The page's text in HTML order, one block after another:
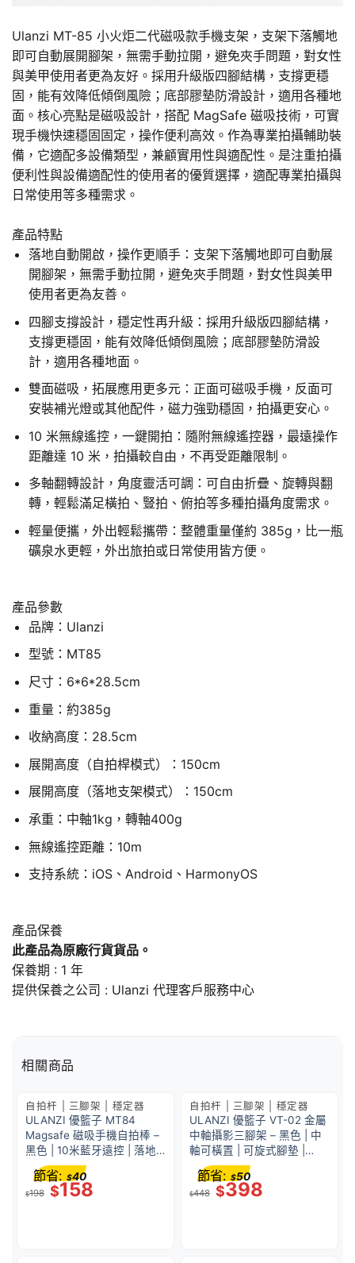
Ulanzi MT-85 小火炬二代磁吸款手機支架，支架下落觸地
即可自動展開腳架，無需手動拉開，避免夾手問題，對女性
與美甲使用者更為友好。採用升級版四腳結構，支撐更穩
固，能有效降低傾倒風險；底部膠墊防滑設計，適用各種地
面。核心亮點是磁吸設計，搭配 MagSafe 磁吸技術，可實
現手機快速穩固固定，操作便利高效。作為專業拍攝輔助裝
備，它適配多設備類型，兼顧實用性與適配性。是注重拍攝
便利性與設備適配性的使用者的優質選擇，適配專業拍攝與
日常使用等多種需求。
產品特點
落地自動開啟，操作更順手：支架下落觸地即可自動展
開腳架，無需手動拉開，避免夾手問題，對女性與美甲
使用者更為友善。
四腳支撐設計，穩定性再升級：採用升級版四腳結構，
支撐更穩固，能有效降低傾倒風險；底部膠墊防滑設
計，適用各種地面。
雙面磁吸，拓展應用更多元：正面可磁吸手機，反面可
安裝補光燈或其他配件，磁力強勁穩固，拍攝更安心。
10 米無線遙控，一鍵開拍：隨附無線遙控器，最遠操作
距離達 10 米，拍攝較自由，不再受距離限制。
多軸翻轉設計，角度靈活可調：可自由折疊、旋轉與翻
轉，輕鬆滿足橫拍、豎拍、俯拍等多種拍攝角度需求。
輕量便攜，外出輕鬆攜帶：整體重量僅約 385g，比一瓶
礦泉水更輕，外出旅拍或日常使用皆方便。
產品參數
品牌：Ulanzi
型號：MT85
尺寸：6*6*28.5cm
重量：約385g
收納高度：28.5cm
展開高度（自拍桿模式）：150cm
展開高度（落地支架模式）：150cm
承重：中軸1kg，轉軸400g
無線遙控距離：10m
支持系統：iOS、Android、HarmonyOS
產品保養
此產品為原廠行貨貨品。
保養期 : 1 年
提供保養之公司 : Ulanzi 代理客戶服務中心
相關商品
自拍杆 | 三腳架 | 穩定器
ULANZI 優籃子 MT84
Magsafe 磁吸手機自拍棒 –
黑色 | 10米藍牙遠控 | 落地
三腳架模式 | 49010001-
T001
$198 $158
節省: $40
自拍杆 | 三腳架 | 穩定器
ULANZI 優籃子 VT-02 金屬
中軸攝影三腳架 – 黑色 | 中
軸可橫置 | 可旋式腳墊 |
48967001-2778
$448 $398
節省: $50